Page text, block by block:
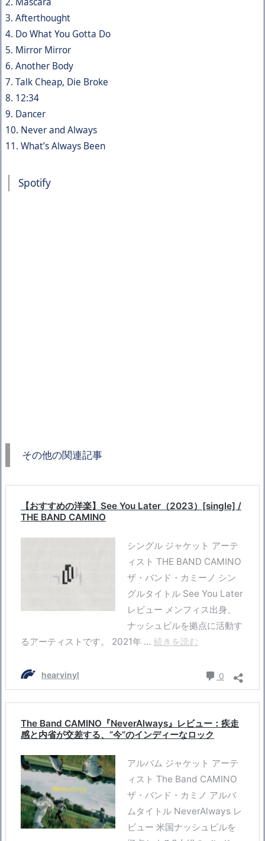
3. Afterthought
4. Do What You Gotta Do
5. Mirror Mirror
6. Another Body
7. Talk Cheap, Die Broke
8. 12:34
9. Dancer
10. Never and Always
11. What’s Always Been
Spotify
その他の関連記事